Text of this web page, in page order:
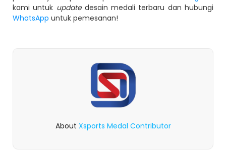
kami untuk update desain medali terbaru dan hubungi
WhatsApp untuk pemesanan!
About Xsports Medal Contributor